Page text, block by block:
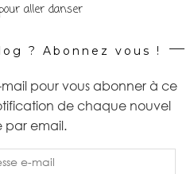
aller danser
? Abonnez vous !
mail pour vous abonner à ce
de chaque nouvel
par email.